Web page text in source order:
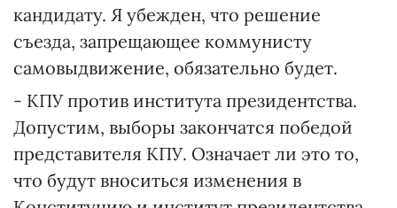
кандидату. Я убежден, что решение
съезда, запрещающее коммунисту
самовыдвижение, обязательно будет.
- КПУ против института президентства.
Допустим, выборы закончатся победой
представителя КПУ. Означает ли это то,
что будут вноситься изменения в